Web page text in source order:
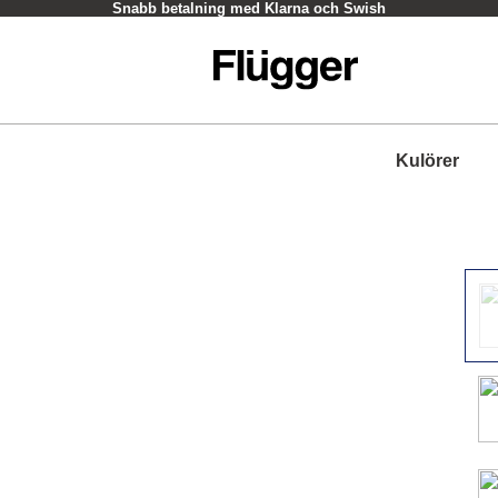
Snabb betalning med Klarna och Swish
Kulörer